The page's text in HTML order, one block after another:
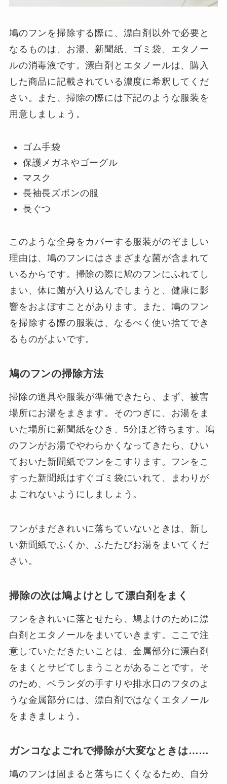
鳩のフンを掃除する際に、漂白剤以外で必要と
なるものは、お湯、新聞紙、ゴミ袋、エタノー
ルの消毒液です。漂白剤とエタノールは、購入
した商品に記載されている濃度に希釈してくだ
さい。また、掃除の際には下記のような服装を
用意しましょう。
ゴム手袋
保護メガネやゴーグル
マスク
長袖長ズボンの服
長ぐつ
このような全身をカバーする服装がのぞましい
理由は、鳩のフンにはさまざまな菌が含まれて
いるからです。掃除の際に鳩のフンにふれてし
まい、体に菌が入り込んでしまうと、健康に影
響をおよぼすことがあります。また、鳩のフン
を掃除する際の服装は、なるべく使い捨てでき
るものがよいです。
鳩のフンの掃除方法
掃除の道具や服装が準備できたら、まず、被害
場所にお湯をまきます。そのつぎに、お湯をま
いた場所に新聞紙をひき、5分ほど待ちます。鳩
のフンがお湯でやわらかくなってきたら、ひい
ておいた新聞紙でフンをこすります。フンをこ
すった新聞紙はすぐゴミ袋にいれて、まわりが
よごれないようにしましょう。
フンがまだきれいに落ちていないときは、新し
い新聞紙でふくか、ふたたびお湯をまいてくだ
さい。
掃除の次は鳩よけとして漂白剤をまく
フンをきれいに落とせたら、鳩よけのために漂
白剤とエタノールをまいていきます。ここで注
意していただきたいことは、金属部分に漂白剤
をまくとサビてしまうことがあることです。そ
のため、ベランダの手すりや排水口のフタのよ
うな金属部分には、漂白剤ではなくエタノール
をまきましょう。
ガンコなよごれで掃除が大変なときは……
鳩のフンは固まると落ちにくくなるため、自分